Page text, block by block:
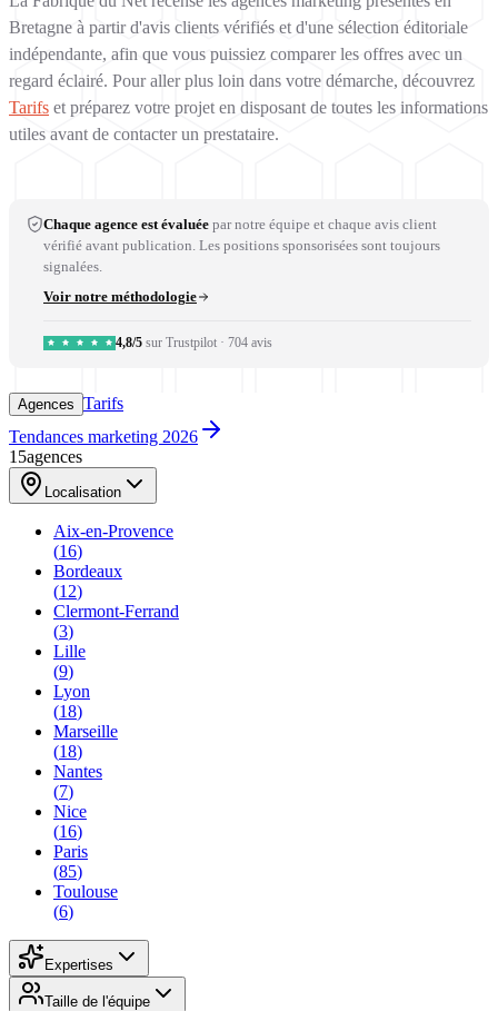
Bretagne à partir d'avis clients vérifiés et d'une sélection éditoriale
indépendante, afin que vous puissiez comparer les offres avec un
regard éclairé. Pour aller plus loin dans votre démarche, découvrez
Tarifs et préparez votre projet en disposant de toutes les informations
utiles avant de contacter un prestataire.
Chaque agence est évaluée par notre équipe et chaque avis client
vérifié avant publication. Les positions sponsorisées sont toujours
signalées.
Voir notre méthodologie
4,8/5 sur Trustpilot · 704 avis
Agences Tarifs
Tendances marketing 2026
15agences
Localisation
Aix-en-Provence
(16)
Bordeaux
(12)
Clermont-Ferrand
(3)
Lille
(9)
Lyon
(18)
Marseille
(18)
Nantes
(7)
Nice
(16)
Paris
(85)
Toulouse
(6)
Expertises
Taille de l'équipe